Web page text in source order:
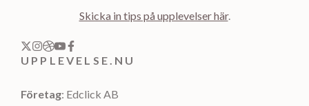
Skicka in tips på upplevelser här.
UPPLEVELSE.NU
Företag: Edclick AB